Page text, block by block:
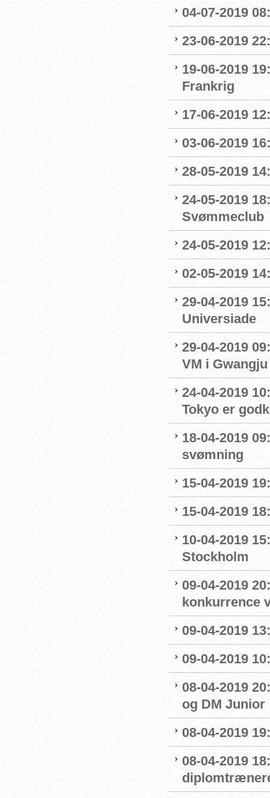
04-07-2019
23-06-2019
19-06-2019
Frankrig
17-06-2019
03-06-2019
28-05-2019
24-05-2019
Svømmeclub
24-05-2019
02-05-2019
29-04-2019
Universiade
29-04-2019
VM i Gwangju
24-04-2019
Tokyo er
18-04-2019
svømning
15-04-2019
15-04-2019
10-04-2019
Stockholm
09-04-2019
konkurrence
09-04-2019
09-04-2019
08-04-2019
og DM Junior
08-04-2019
08-04-2019